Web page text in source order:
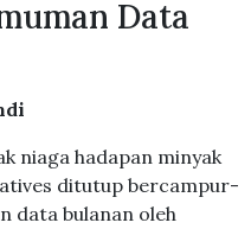
Data
niaga hadapan minyak
ditutup bercampur-
data bulanan oleh